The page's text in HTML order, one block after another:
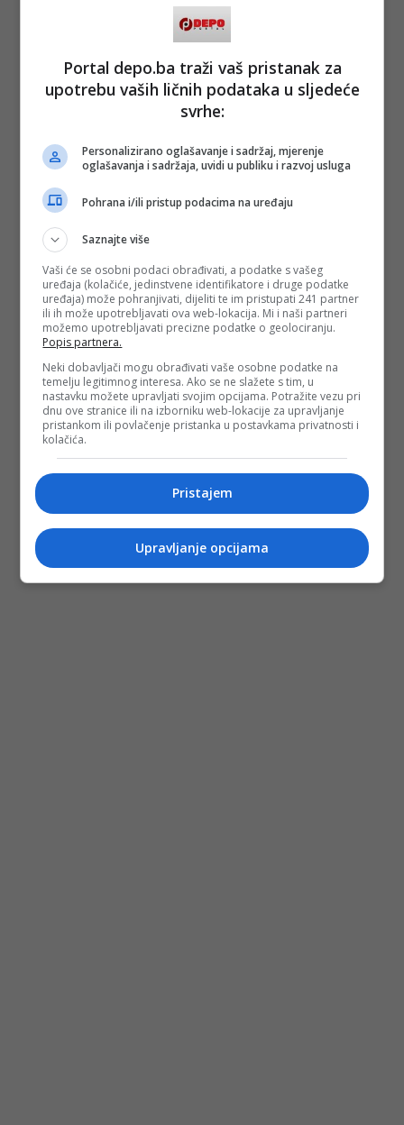
mnogo strožije sankcije i otvorena je mogućnost tretiranja
kao obijesna vožnja, te predviđena sankcija: 2.000 – 3.000
KM i plus zaštitna mjera zabrane upravljanja motornim
vozilom u trajanju od šest mjeseci i plus dva kaznena boda.
Za odbijanje testiranja vozača na drogu sada je predviđena
sankcija 1.000 KM i plus zadržavanje do 12 sati.
(FENA/dg)
Depo.ba
Portal depo.ba traži vaš pristanak za
upotrebu vaših ličnih podataka u sljedeće
svrhe:
Personalizirano oglašavanje i sadržaj, mjerenje
oglašavanja i sadržaja, uvidi u publiku i razvoj usluga
Pohrana i/ili pristup podacima na uređaju
Saznajte više
Vaši će se osobni podaci obrađivati, a podatke s vašeg
uređaja (kolačiće, jedinstvene identifikatore i druge podatke
uređaja) može pohranjivati, dijeliti te im pristupati 241 partner
ili ih može upotrebljavati ova web-lokacija. Mi i naši partneri
možemo upotrebljavati precizne podatke o geolociranju.
Popis partnera.
Neki dobavljači mogu obrađivati vaše osobne podatke na
temelju legitimnog interesa. Ako se ne slažete s tim, u
nastavku možete upravljati svojim opcijama. Potražite vezu pri
dnu ove stranice ili na izborniku web-lokacije za upravljanje
pristankom ili povlačenje pristanka u postavkama privatnosti i
kolačića.
Pristajem
Upravljanje opcijama